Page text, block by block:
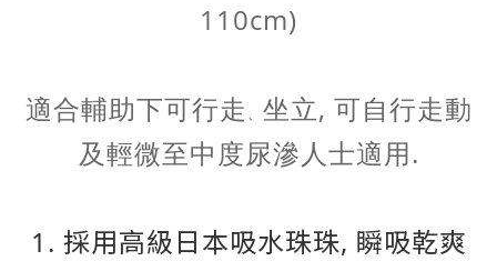
110cm)
適合輔助下可行走 、 坐立, 可自行走動
及輕微至中度尿滲人士適用.
1. 採用高級日本吸水珠珠, 瞬吸乾爽